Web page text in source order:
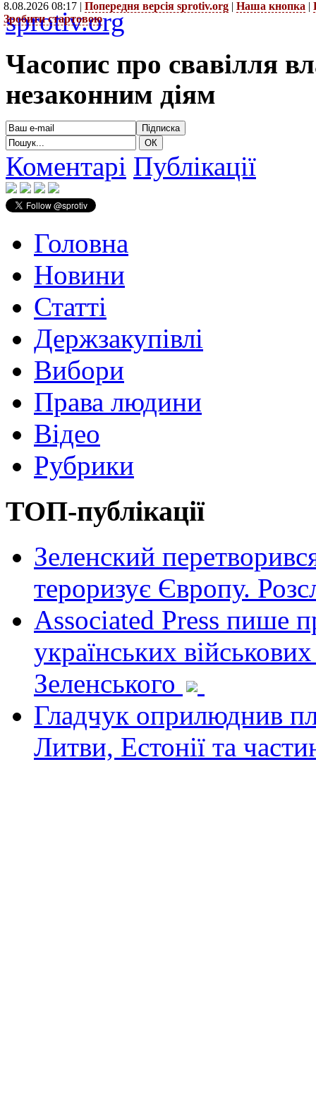
8.08.2026 08:17 | Попередня версія sprotiv.org | Наша кнопка |
Зробити стартовою
sprotiv.org
Часопис про свавілля
незаконним діям
Коментарі Публікації
Головна
Новини
Статті
Держзакупівлі
Вибори
Права людини
Відео
Рубрики
ТОП-публікації
Зеленский
тероризує Європу.
Associated Press пише
українських
Зеленського
Гладчук оприлюднив
Литви, Естонії та